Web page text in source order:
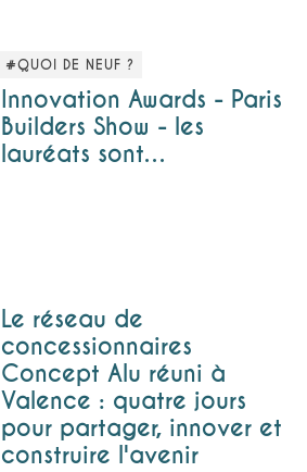
#QUOI DE NEUF ?
Innovation Awards - Paris
Builders Show - les
lauréats sont…
Le réseau de
concessionnaires
Concept Alu réuni à
Valence : quatre jours
pour partager, innover et
construire l'avenir